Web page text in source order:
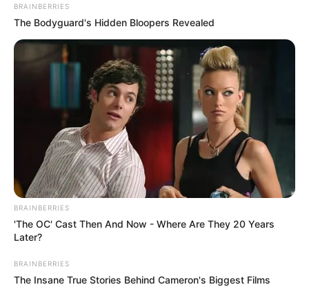
BRAINBERRIES
The Bodyguard's Hidden Bloopers Revealed
BRAINBERRIES
'The OC' Cast Then And Now - Where Are They 20 Years
Later?
BRAINBERRIES
The Insane True Stories Behind Cameron's Biggest Films